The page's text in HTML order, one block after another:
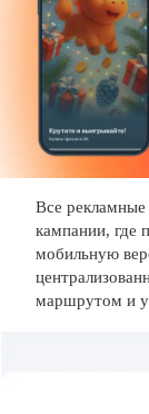
Все
кампании, где
мобильную
маршрутом и